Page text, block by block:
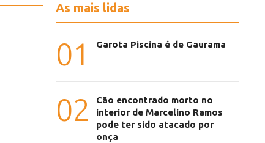
As mais lidas
01 Garota Piscina é de Gaurama
02
Cão encontrado morto no
interior de Marcelino Ramos
pode ter sido atacado por
onça